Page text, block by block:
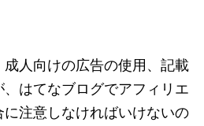
人向けの広告の使用、記載
はてなブログでアフィリエ
注意しなければいけないの